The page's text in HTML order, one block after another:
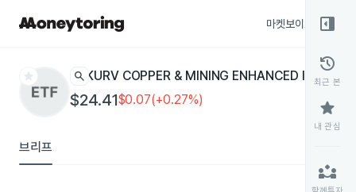
마켓보이스
star search KURV COPPER & MINING ENHANCED INCOME
$24.41$0.07(+0.27%)
브리프
right_panel_open
history
최근 본
star
내 관심
partner_exchange